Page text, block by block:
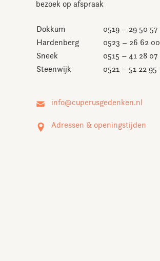
bezoek op afspraak
Dokkum
0519 – 29 50 57
Hardenberg
0523 – 26 62 00
Sneek
0515 – 41 28 07
Steenwijk
0521 – 51 22 95
Adressen & openingstijden